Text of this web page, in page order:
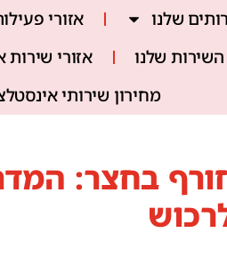
שלנו אזורי
שלנו
אזורי
מחירון שירותי
בחצר: